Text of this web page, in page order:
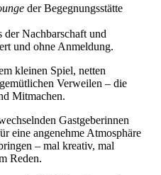
der Begegnungsstätte
Nachbarschaft und
und ohne Anmeldung.
kleinen Spiel, netten
Verweilen – die
Mitmachen.
Gastgeberinnen
eine angenehme Atmosphäre
– mal kreativ, mal
Reden.